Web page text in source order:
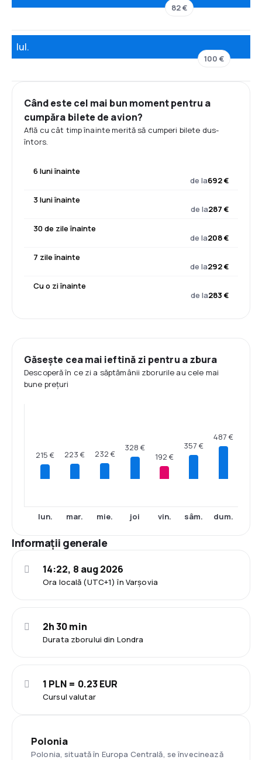
82 €
Iul.
100 €
Când este cel mai bun moment pentru a
cumpăra bilete de avion?
Află cu cât timp înainte merită să cumperi bilete dus-
întors.
6 luni înainte
de la692 €
3 luni înainte
de la287 €
30 de zile înainte
de la208 €
7 zile înainte
de la292 €
Cu o zi înainte
de la283 €
Găsește cea mai ieftină zi pentru a zbura
Descoperă în ce zi a săptămânii zborurile au cele mai
bune prețuri
215 €
lun.
223 €
mar.
232 €
mie.
328 €
joi
192 €
vin.
357 €
sâm.
487 €
dum.
Informații generale
Ora locală (UTC+1) în Varşovia
14:22, 8 aug 2026
Durata zborului din Londra
2h 30 min
Cursul valutar
1 PLN = 0.23 EUR
Polonia
Polonia, situată în Europa Centrală, se învecinează